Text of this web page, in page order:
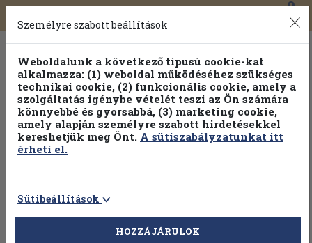
Toggle
navigation
0
Vissza az előző oldalra Válasszon példányt
Személyre szabott beállítások
Weboldalunk a következő típusú cookie-kat
alkalmazza: (1) weboldal működéséhez szükséges
technikai cookie, (2) funkcionális cookie, amely a
szolgáltatás igénybe vételét teszi az Ön számára
könnyebbé és gyorsabbá, (3) marketing cookie,
amely alapján személyre szabott hirdetésekkel
kereshetjük meg Önt. A sütiszabályzatunkat itt
érheti el.
Sütibeállítások
HOZZÁJÁRULOK